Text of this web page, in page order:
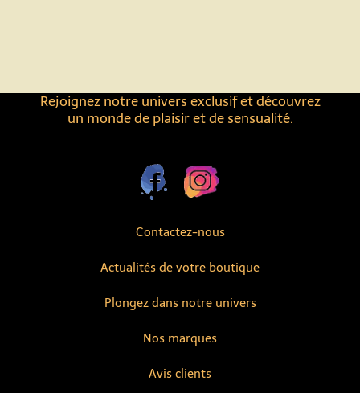
Contactez-nous
Actualités de votre boutique
Avis clients
Nos marques
Rejoignez notre univers exclusif et découvrez
un monde de plaisir et de sensualité.
Plongez dans notre univers